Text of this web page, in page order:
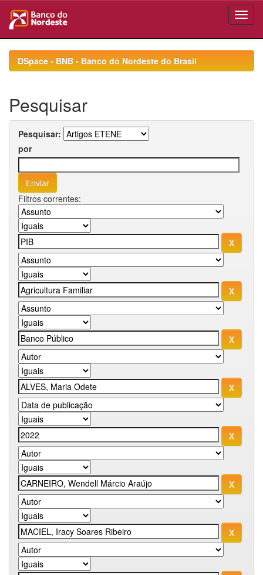
navigationDSpace - BNB - Banco do Nordeste do Brasil
Pesquisar
Pesquisar:
por
Filtros correntes: